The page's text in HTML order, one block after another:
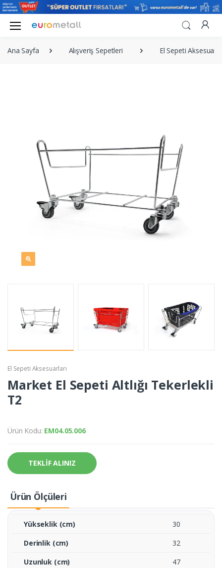
Ana Sayfa Alışveriş Sepetleri El Sepeti
El Sepeti Aksesuarları
Market El Sepeti Altlığı Tekerlekli
T2
Ürün Kodu: EM04.05.006
TEKLİF ALINIZ
Ürün Ölçüleri
Yükseklik (cm)
30
Derinlik (cm)
32
Uzunluk (cm)
47